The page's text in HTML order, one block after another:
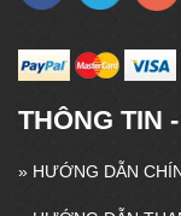
THÔNG TIN
» HƯỚNG DẪN